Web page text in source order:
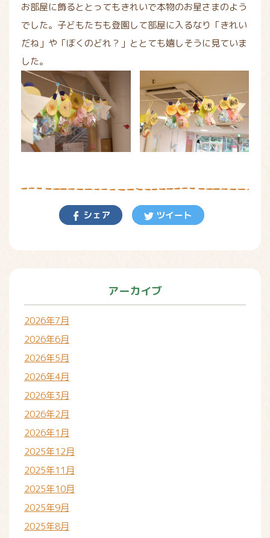
お部屋に飾るととってもきれいで本物のお星さまのよう
でした。子どもたちも登園して部屋に入るなり「きれい
だね」や「ぼくのどれ？」ととても嬉しそうに見ていま
した。
シェア ツイート
アーカイブ
2026年7月
2026年6月
2026年5月
2026年4月
2026年3月
2026年2月
2026年1月
2025年12月
2025年11月
2025年10月
2025年9月
2025年8月